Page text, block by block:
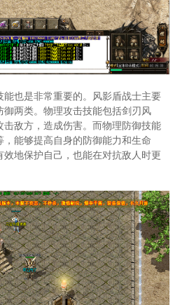
也是非常重要的。风影盾战士主要
两类。物理攻击技能包括剑刃风
敌方，造成伤害。而物理防御技能
能够提高自身的防御能力和生命
地保护自己，也能在对抗敌人时更